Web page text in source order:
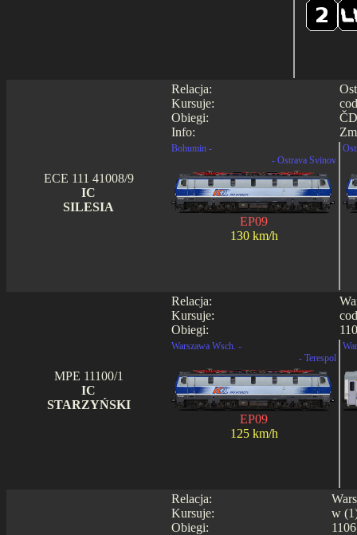
Relacja:
Kursuje:
Obiegi:
Info:
ECE 111 41008/9
IC
SILESIA
Bohumin -
- Ostrava Svinov
EP09
130 km/h
Relacja:
Kursuje:
Obiegi:
MPE 11100/1
IC
STARZYŃSKI
Warszawa Wsch. -
- Terespol
EP09
125 km/h
Relacja:
Kursuje:
Obiegi:
w